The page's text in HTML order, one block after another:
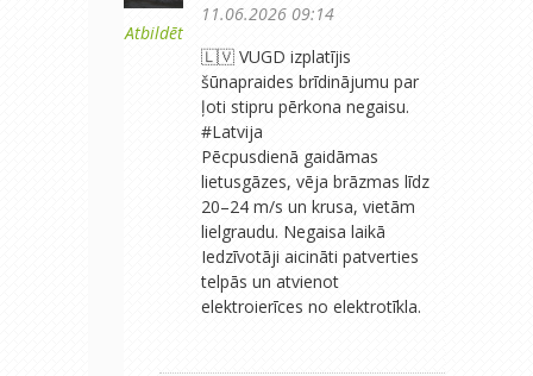
Atbildēt
11.06.2026 09:14
🇱🇻 VUGD izplatījis
šūnapraides brīdinājumu par
ļoti stipru pērkona negaisu.
#Latvija
Pēcpusdienā gaidāmas
lietusgāzes, vēja brāzmas līdz
20–24 m/s un krusa, vietām
lielgraudu. Negaisa laikā
Iedzīvotāji aicināti patverties
telpās un atvienot
elektroierīces no elektrotīkla.